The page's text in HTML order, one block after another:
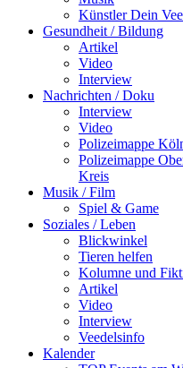
Künstler Dein
Gesundheit / Bildung
Artikel
Video
Interview
Nachrichten / Doku
Interview
Video
Polizeimappe
Polizeimappe
Kreis
Musik / Film
Spiel & Game
Soziales / Leben
Blickwinkel
Tieren helfen
Kolumne und
Artikel
Video
Interview
Veedelsinfo
Kalender